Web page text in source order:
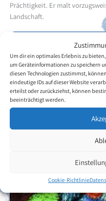
Um dir ein optimales Erlebnis zu
um Geräteinformationen zu speichern
diesen Technologien zustimmst,
eindeutige IDs auf dieser Website
erteilst oder zurückziehst, können
beeinträchtigt werden.
Cookie-Richtlinie
Prächtigkeit. Er malt
Landschaft.
Zurück zur